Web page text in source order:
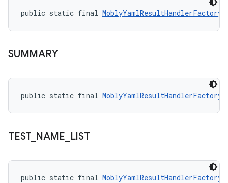
public static final
SUMMARY
public static final
TEST_ NAME LIST
public static final